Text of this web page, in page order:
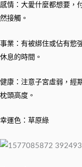
感情：大愛什麼都想要，
然接觸。
事業：有被綁住或佔有慾
休息的時間。
健康：注意子宮虛弱，經
枕頭高度。
幸運色：草原綠